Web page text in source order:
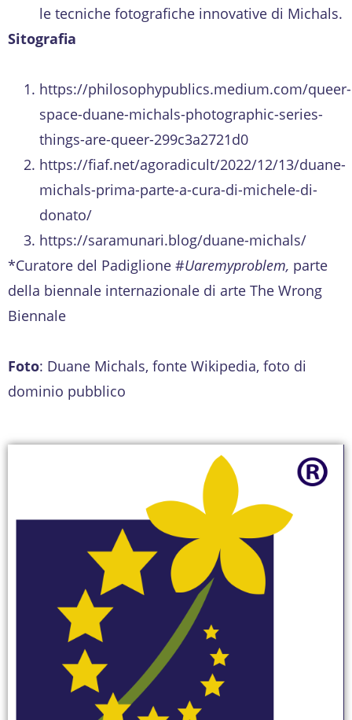
le tecniche fotografiche innovative di Michals.
Sitografia
https://philosophypublics.medium.com/queer-
space-duane-michals-photographic-series-
things-are-queer-299c3a2721d0
https://fiaf.net/agoradicult/2022/12/13/duane-
michals-prima-parte-a-cura-di-michele-di-
donato/
https://saramunari.blog/duane-michals/
*Curatore del Padiglione #Uaremyproblem, parte
della biennale internazionale di arte The Wrong
Biennale
Foto: Duane Michals, fonte Wikipedia, foto di
dominio pubblico